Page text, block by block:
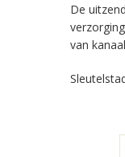
De
van